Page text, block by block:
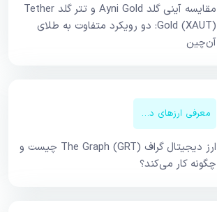
مقایسه آینی گلد Ayni Gold و تتر گلد Tether
Gold (XAUT): دو رویکرد متفاوت به طلای
آن‌چین
معرفی ارزهای دیجیتال
ارز دیجیتال گراف The Graph (GRT) چیست و
چگونه کار می‌کند؟